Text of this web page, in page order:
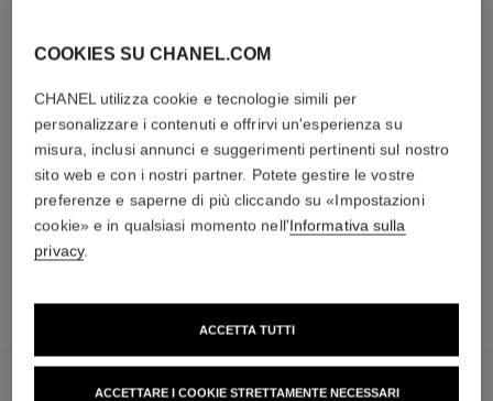
CONSEGNA & RESTITUZIONE
COOKIES SU CHANEL.COM
CHANEL utilizza cookie e tecnologie simili per
personalizzare i contenuti e offrirvi un'esperienza su
misura, inclusi annunci e suggerimenti pertinenti sul nostro
sito web e con i nostri partner. Potete gestire le vostre
preferenze e saperne di più cliccando su «Impostazioni
cookie» e in qualsiasi momento nell'Informativa sulla
privacy.
ACCETTARE I COOKIE STRETTAMENTE NECESSARI
ACCETTA TUTTI